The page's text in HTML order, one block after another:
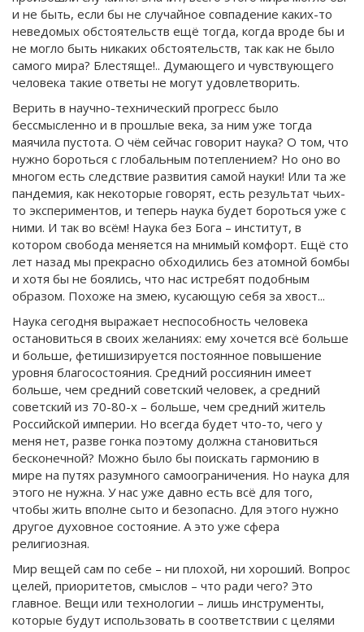
и не быть, если бы не случайное совпадение каких-то
неведомых обстоятельств ещё тогда, когда вроде бы и
не могло быть никаких обстоятельств, так как не было
самого мира? Блестяще!.. Думающего и чувствующего
человека такие ответы не могут удовлетворить.
Верить в научно-технический прогресс было
бессмысленно и в прошлые века, за ним уже тогда
маячила пустота. О чём сейчас говорит наука? О том, что
нужно бороться с глобальным потеплением? Но оно во
многом есть следствие развития самой науки! Или та же
пандемия, как некоторые говорят, есть результат чьих-
то экспериментов, и теперь наука будет бороться уже с
ними. И так во всём! Наука без Бога – институт, в
котором свобода меняется на мнимый комфорт. Ещё сто
лет назад мы прекрасно обходились без атомной бомбы
и хотя бы не боялись, что нас истребят подобным
образом. Похоже на змею, кусающую себя за хвост...
Наука сегодня выражает неспособность человека
остановиться в своих желаниях: ему хочется всё больше
и больше, фетишизируется постоянное повышение
уровня благосостояния. Средний россиянин имеет
больше, чем средний советский человек, а средний
советский из 70-80-х – больше, чем средний житель
Российской империи. Но всегда будет что-то, чего у
меня нет, разве гонка поэтому должна становиться
бесконечной? Можно было бы поискать гармонию в
мире на путях разумного самоограничения. Но наука для
этого не нужна. У нас уже давно есть всё для того,
чтобы жить вполне сыто и безопасно. Для этого нужно
другое духовное состояние. А это уже сфера
религиозная.
Мир вещей сам по себе – ни плохой, ни хороший. Вопрос
целей, приоритетов, смыслов – что ради чего? Это
главное. Вещи или технологии – лишь инструменты,
которые будут использовать в соответствии с целями